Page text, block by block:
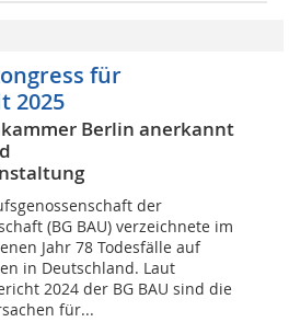
für
2025
Berlin anerkannt
der
(BG BAU) verzeichnete im
Jahr 78 Todesfälle auf
in Deutschland. Laut
2024 der BG BAU sind die
für...